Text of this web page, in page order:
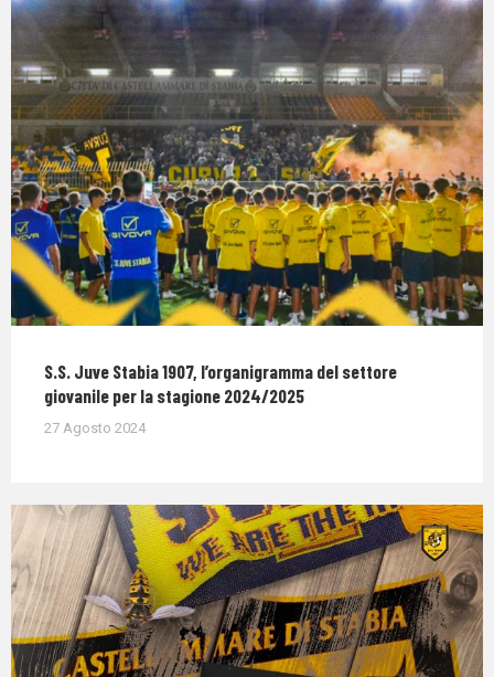
S.S. Juve Stabia 1907, l’organigramma del settore
giovanile per la stagione 2024/2025
27 Agosto 2024